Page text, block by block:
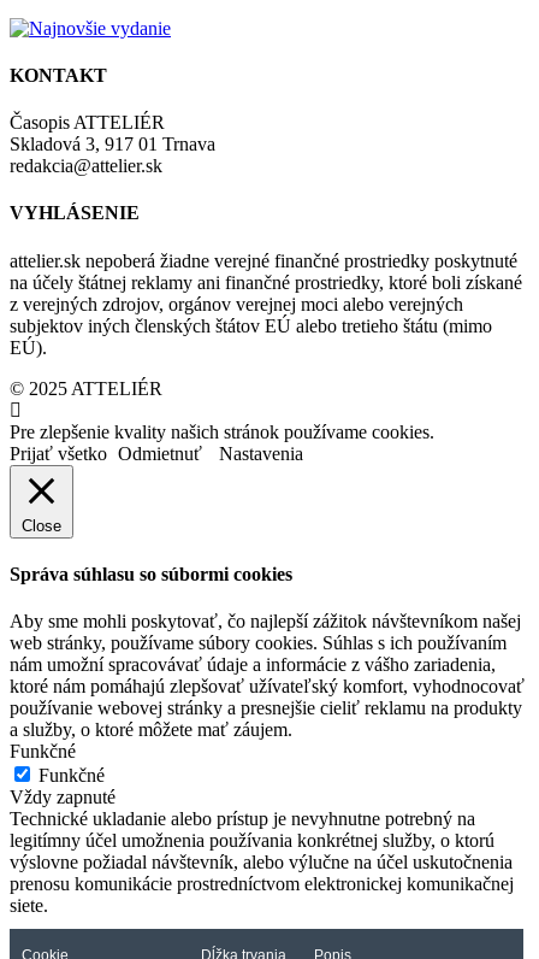
KONTAKT
Časopis ATTELIÉR
Skladová 3, 917 01 Trnava
redakcia@attelier.sk
VYHLÁSENIE
attelier.sk nepoberá žiadne verejné finančné prostriedky poskytnuté
na účely štátnej reklamy ani finančné prostriedky, ktoré boli získané
z verejných zdrojov, orgánov verejnej moci alebo verejných
subjektov iných členských štátov EÚ alebo tretieho štátu (mimo
EÚ).
© 2025 ATTELIÉR
Pre zlepšenie kvality našich stránok používame cookies.
Prijať všetko Odmietnuť Nastavenia
Close
Správa súhlasu so súbormi cookies
Aby sme mohli poskytovať, čo najlepší zážitok návštevníkom našej
web stránky, používame súbory cookies. Súhlas s ich používaním
nám umožní spracovávať údaje a informácie z vášho zariadenia,
ktoré nám pomáhajú zlepšovať užívateľský komfort, vyhodnocovať
používanie webovej stránky a presnejšie cieliť reklamu na produkty
a služby, o ktoré môžete mať záujem.
Funkčné
Funkčné
Vždy zapnuté
Technické ukladanie alebo prístup je nevyhnutne potrebný na
legitímny účel umožnenia používania konkrétnej služby, o ktorú
výslovne požiadal návštevník, alebo výlučne na účel uskutočnenia
prenosu komunikácie prostredníctvom elektronickej komunikačnej
siete.